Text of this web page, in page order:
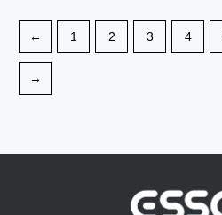
← 1 2 3 4
→